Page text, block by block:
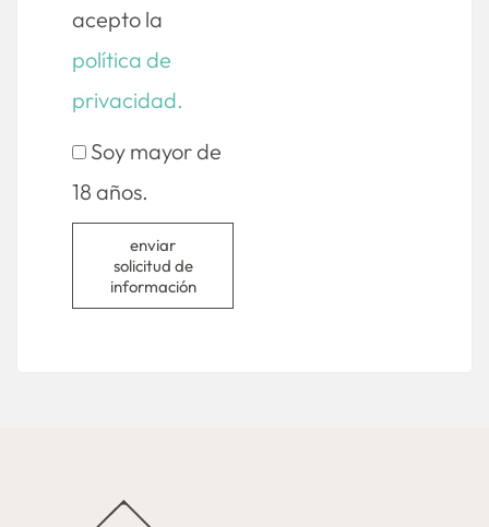
acepto la
política de
privacidad.
Soy mayor de
18 años.
enviar
solicitud de
información